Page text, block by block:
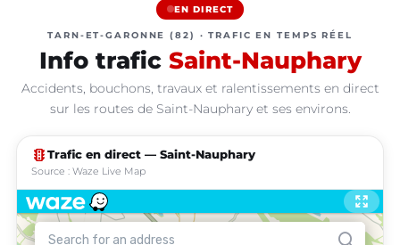
EN DIRECT
TARN-ET-GARONNE (82) · TRAFIC EN TEMPS RÉEL
Info trafic Saint-Nauphary
Accidents, bouchons, travaux et ralentissements en direct
sur les routes de Saint-Nauphary et ses environs.
traffic Trafic en direct — Saint-Nauphary
Source : Waze Live Map